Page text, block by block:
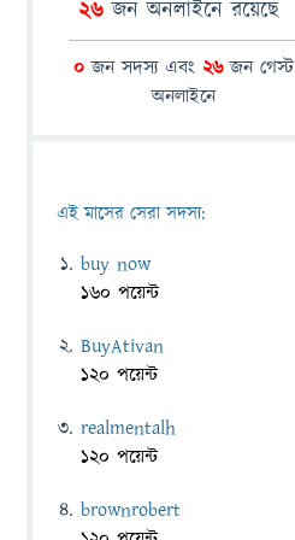
26 জন অনলাইনে রয়েছে
0 জন সদস্য এবং 26জন গেস্ট
অনলাইনে
এই মাসের সেরা সদস্য:
buy now
160 পয়েন্ট
BuyAtivan
120 পয়েন্ট
realmentalh
120 পয়েন্ট
brownrobert